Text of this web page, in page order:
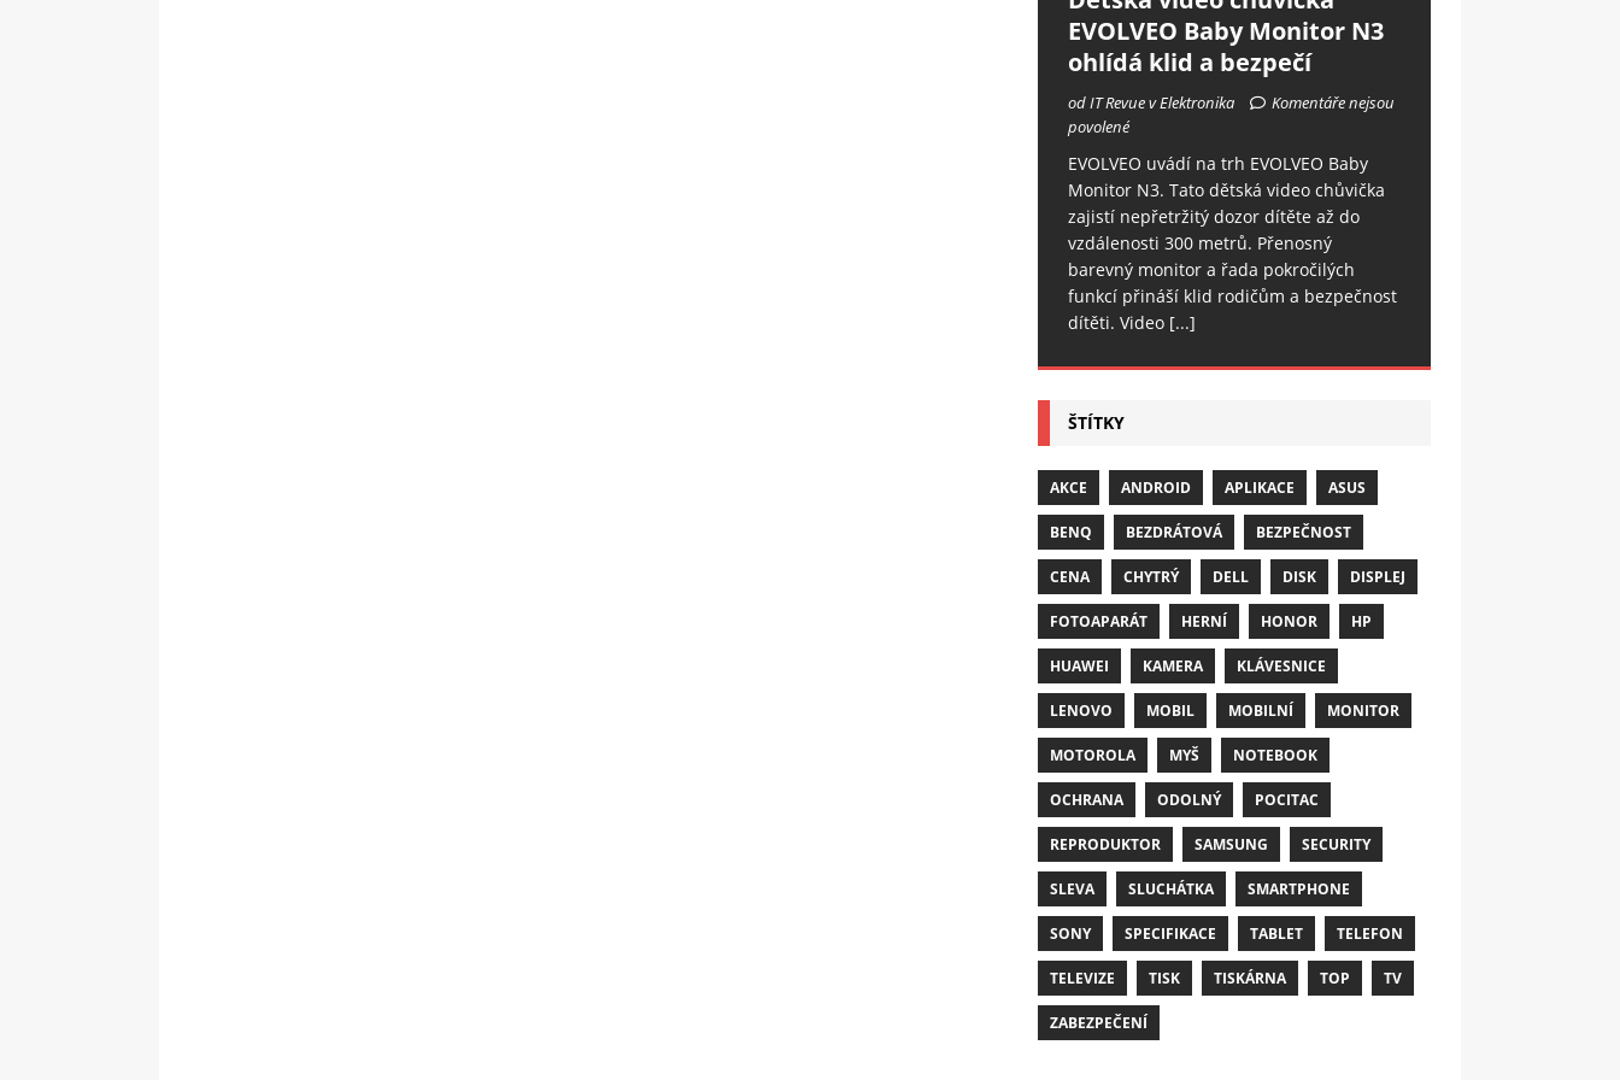
EVOLVEO Baby Monitor N3
ohlídá klid a bezpečí
od IT Revue v Elektronika
Komentáře nejsou
povolené
EVOLVEO uvádí na trh EVOLVEO Baby
Monitor N3. Tato dětská video chůvička
zajistí nepřetržitý dozor dítěte až do
vzdálenosti 300 metrů. Přenosný
barevný monitor a řada pokročilých
funkcí přináší klid rodičům a bezpečnost
dítěti. Video [...]
ŠTÍTKY
AKCE ANDROID APLIKACE ASUS
BENQ BEZDRÁTOVÁ BEZPEČNOST
CENA CHYTRÝ DELL DISK DISPLEJ
FOTOAPARÁT HERNÍ HONOR HP
HUAWEI KAMERA KLÁVESNICE
LENOVO MOBIL MOBILNÍ MONITOR
MOTOROLA MYŠ NOTEBOOK
OCHRANA ODOLNÝ POCITAC
REPRODUKTOR SAMSUNG SECURITY
SLEVA SLUCHÁTKA SMARTPHONE
SONY SPECIFIKACE TABLET TELEFON
TELEVIZE TISK TISKÁRNA TOP TV
ZABEZPEČENÍ